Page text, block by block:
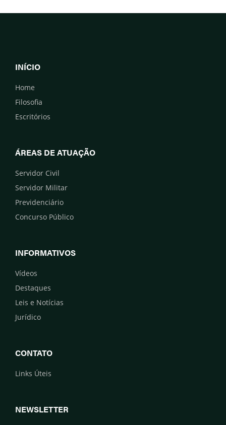
INÍCIO
Home
Filosofia
Escritórios
ÁREAS DE ATUAÇÃO
Servidor Civil
Servidor Militar
Previdenciário
Concurso Público
INFORMATIVOS
Vídeos
Destaques
Leis e Notícias
Jurídico
CONTATO
Links Úteis
NEWSLETTER